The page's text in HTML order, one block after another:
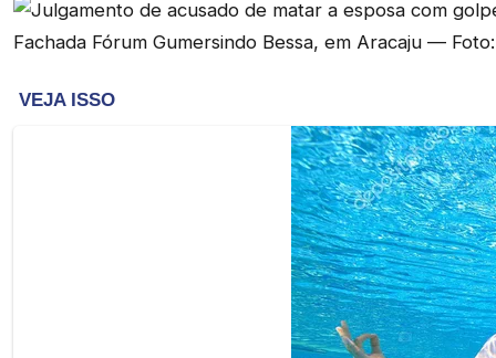
Fachada Fórum Gumersindo Bessa, em Aracaju —